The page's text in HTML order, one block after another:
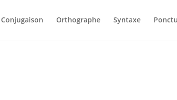
Conjugaison Orthographe Syntaxe